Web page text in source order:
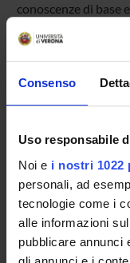
Consenso
Uso responsabile
Noi e i nostri 1022
personali, ad
tecnologie come i
alle informazioni
pubblicare annunci
conoscenze di base
psicologiche e legali.
Participant
Lorenzo Bernini-
Alessandra Cordiano
Francesca Darra-
Manzati-
Giada Silveri-
Related